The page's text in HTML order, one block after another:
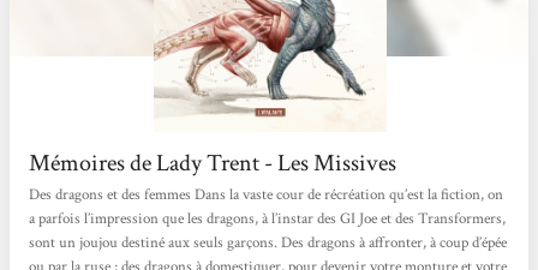
Mémoires de Lady Trent - Les Missives
Des dragons et des femmes Dans la vaste cour de récréation qu’est la fiction, on
a parfois l’impression que les dragons, à l’instar des GI Joe et des Transformers,
sont un joujou destiné aux seuls garçons. Des dragons à affronter, à coup d’épée